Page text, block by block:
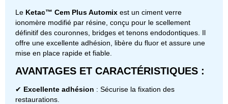
Le Ketac™ Cem Plus Automix est un ciment verre
ionomère modifié par résine, conçu pour le scellement
définitif des couronnes, bridges et tenons endodontiques. Il
offre une excellente adhésion, libère du fluor et assure une
mise en place rapide et fiable.
AVANTAGES ET CARACTÉRISTIQUES :
✔ Excellente adhésion : Sécurise la fixation des
restaurations.